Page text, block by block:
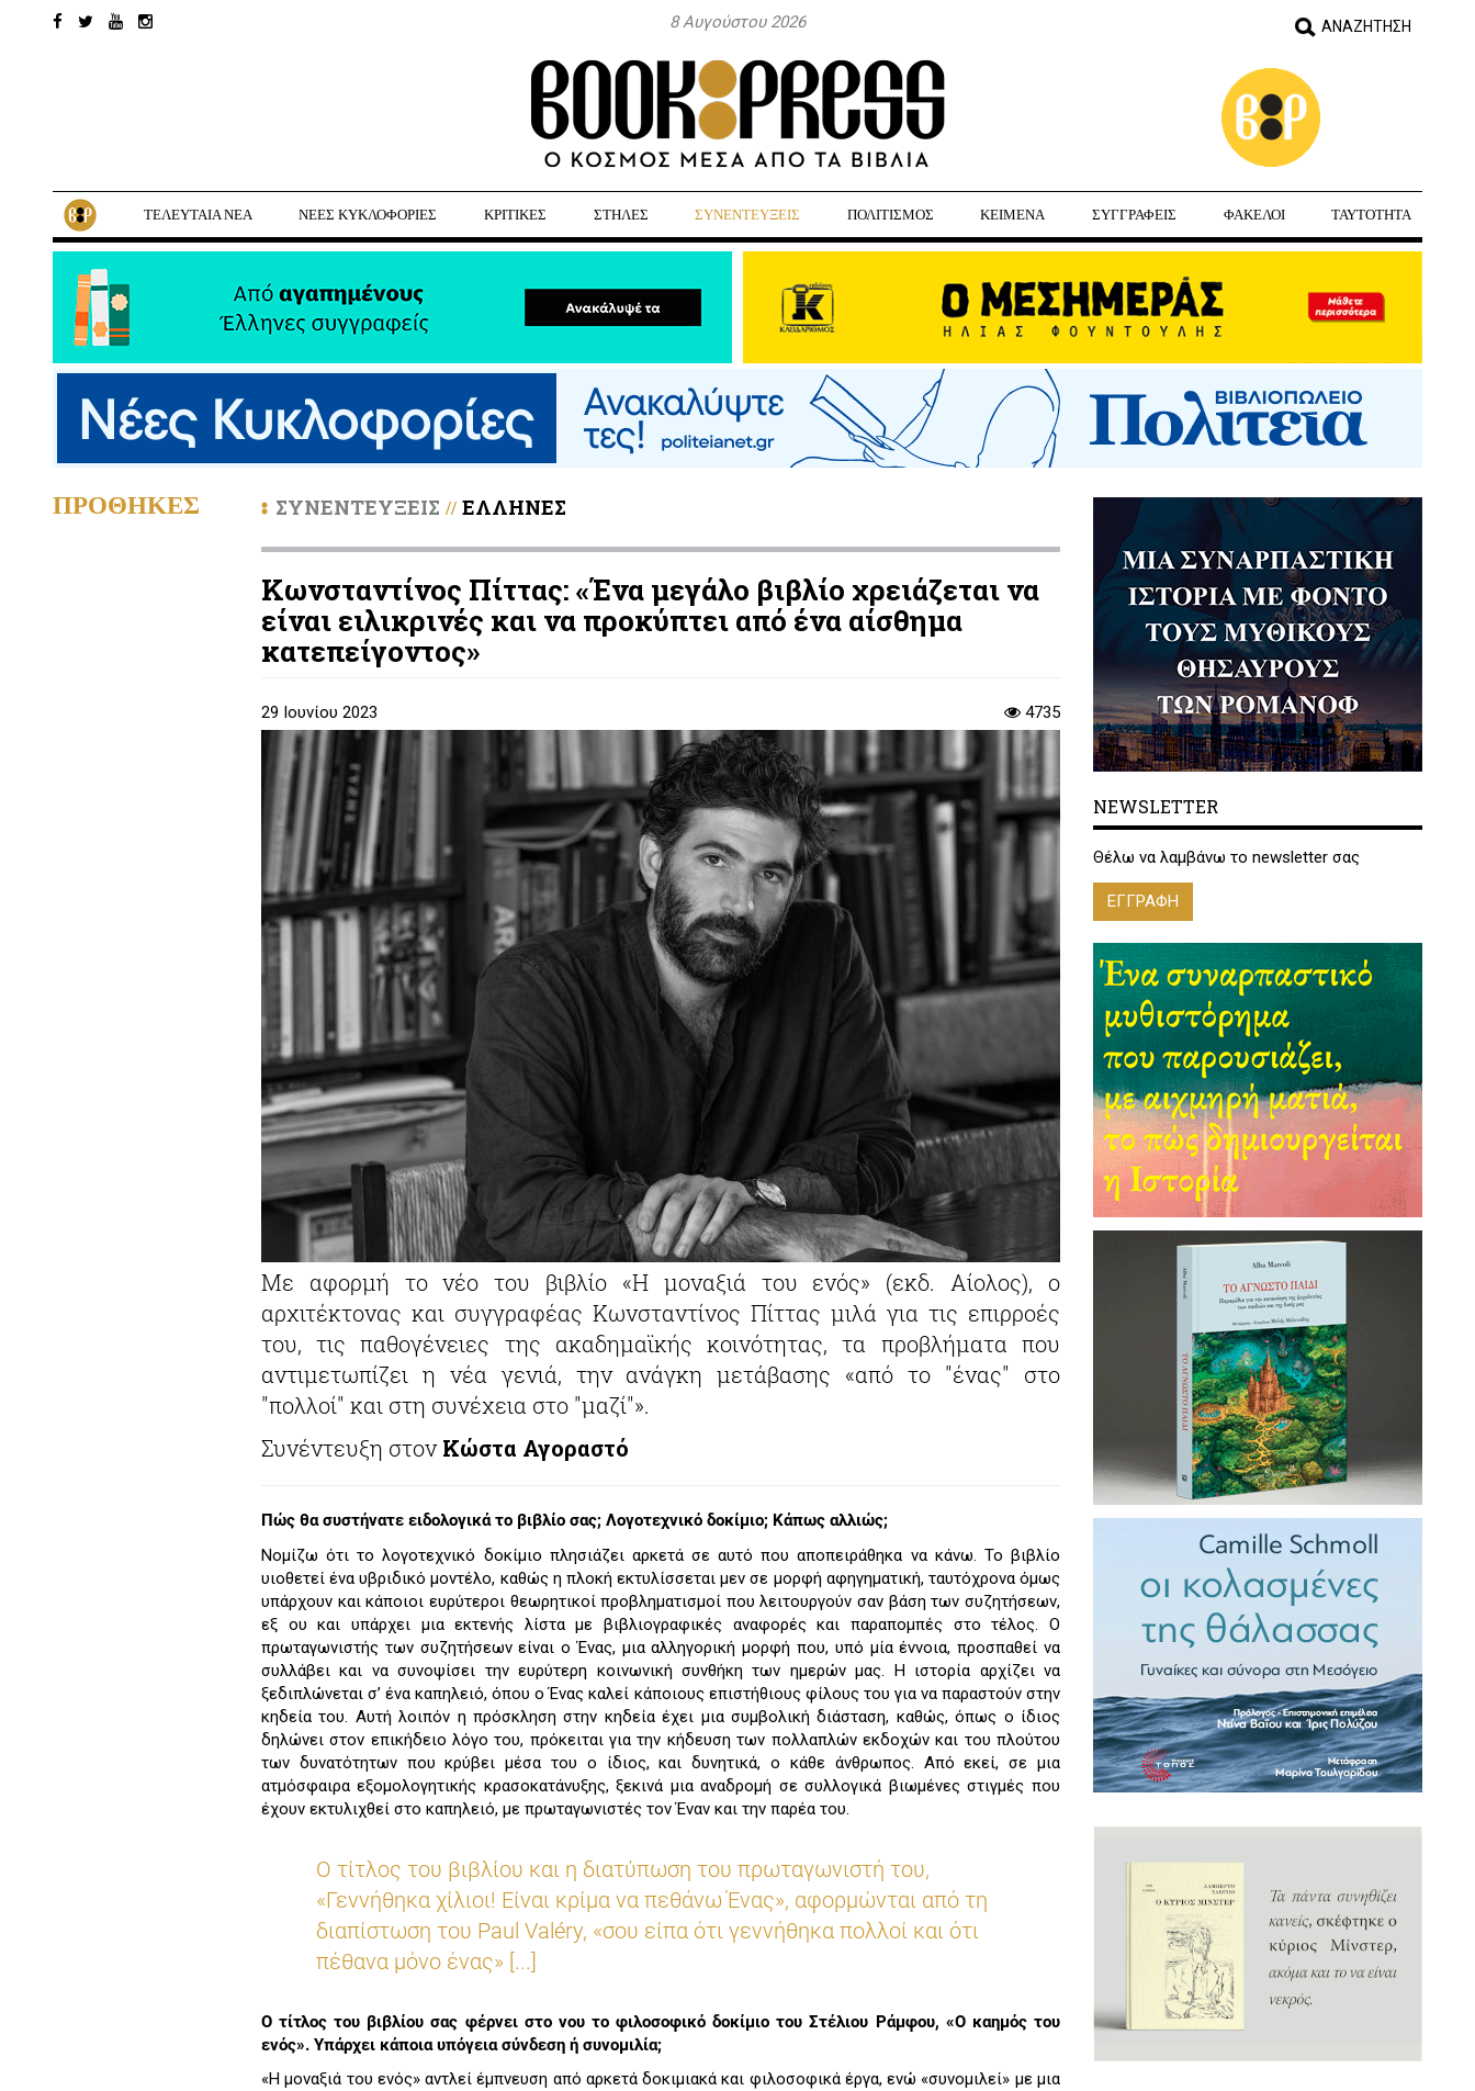
8 Αυγούστου 2026
ΤΕΛΕΥΤΑΙΑ ΝΕΑ ΝΕΕΣ ΚΥΚΛΟΦΟΡΙΕΣ ΚΡΙΤΙΚΕΣ ΣΤΗΛΕΣ ΣΥΝΕΝΤΕΥΞΕΙΣ ΠΟΛΙΤΙΣΜΟΣ ΚΕΙΜΕΝΑ ΣΥΓΓΡΑΦΕΙΣ ΦΑΚΕΛΟΙ ΤΑΥΤΟΤΗΤΑ
ΣΥΝΕΝΤΕΥΞΕΙΣ // ΕΛΛΗΝΕΣ
Κωνσταντίνος Πίττας: «Ένα μεγάλο βιβλίο χρειάζεται να
είναι ειλικρινές και να προκύπτει από ένα αίσθημα
κατεπείγοντος»
29 Ιουνίου 2023 4735
Με αφορμή το νέο του βιβλίο «Η μοναξιά του ενός» (εκδ. Αίολος), ο
αρχιτέκτονας και συγγραφέας Κωνσταντίνος Πίττας μιλά για τις επιρροές
του, τις παθογένειες της ακαδημαϊκής κοινότητας, τα προβλήματα που
αντιμετωπίζει η νέα γενιά, την ανάγκη μετάβασης «από το "ένας" στο
"πολλοί" και στη συνέχεια στο "μαζί"».
Συνέντευξη στονΚώστα Αγοραστό
Πώς θα συστήνατε ειδολογικά το βιβλίο σας; Λογοτεχνικό δοκίμιο; Κάπως αλλιώς;
Νομίζω ότι το λογοτεχνικό δοκίμιο πλησιάζει αρκετά σε αυτό που αποπειράθηκα να κάνω. Το βιβλίο
υιοθετεί ένα υβριδικό μοντέλο, καθώς η πλοκή εκτυλίσσεται μεν σε μορφή αφηγηματική, ταυτόχρονα όμως
υπάρχουν και κάποιοι ευρύτεροι θεωρητικοί προβληματισμοί που λειτουργούν σαν βάση των συζητήσεων,
εξ ου και υπάρχει μια εκτενής λίστα με βιβλιογραφικές αναφορές και παραπομπές στο τέλος. Ο
πρωταγωνιστής των συζητήσεων είναι ο Ένας, μια αλληγορική μορφή που, υπό μία έννοια, προσπαθεί να
συλλάβει και να συνοψίσει την ευρύτερη κοινωνική συνθήκη των ημερών μας. Η ιστορία αρχίζει να
ξεδιπλώνεται σ’ ένα καπηλειό, όπου ο Ένας καλεί κάποιους επιστήθιους φίλους του για να παραστούν στην
κηδεία του. Αυτή λοιπόν η πρόσκληση στην κηδεία έχει μια συμβολική διάσταση, καθώς, όπως ο ίδιος
δηλώνει στον επικήδειο λόγο του, πρόκειται για την κήδευση των πολλαπλών εκδοχών και του πλούτου
των δυνατότητων που κρύβει μέσα του ο ίδιος, και δυνητικά, ο κάθε άνθρωπος. Από εκεί, σε μια
ατμόσφαιρα εξομολογητικής κρασοκατάνυξης, ξεκινά μια αναδρομή σε συλλογικά βιωμένες στιγμές που
έχουν εκτυλιχθεί στο καπηλειό, με πρωταγωνιστές τον Έναν και την παρέα του.
Ο τίτλος του βιβλίου και η διατύπωση του πρωταγωνιστή του,
«Γεννήθηκα χίλιοι! Είναι κρίμα να πεθάνω Ένας», αφορμώνται από τη
διαπίστωση του Paul Valéry, «σου είπα ότι γεννήθηκα πολλοί και ότι
πέθανα μόνο ένας» [...]
Ο τίτλος του βιβλίου σας φέρνει στο νου το φιλοσοφικό δοκίμιο του Στέλιου Ράμφου, «Ο καημός του
ενός». Υπάρχει κάποια υπόγεια σύνδεση ή συνομιλία;
«Η μοναξιά του ενός» αντλεί έμπνευση από αρκετά δοκιμιακά και φιλοσοφικά έργα, ενώ «συνομιλεί» με μια
ΠΡΟΘΗΚΕΣ
NEWSLETTER
Θέλω να λαμβάνω το newsletter σας
ΕΓΓΡΑΦΗ